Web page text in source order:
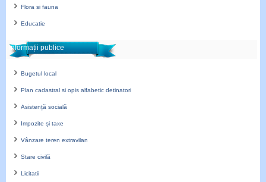
Flora si fauna
Educatie
Informații publice
Bugetul local
Plan cadastral si opis alfabetic detinatori
Asistență socială
Impozite și taxe
Vânzare teren extravilan
Stare civilă
Licitatii